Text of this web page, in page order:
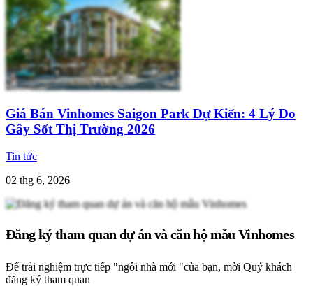
Giá Bán Vinhomes Saigon Park Dự Kiến: 4 Lý Do
Gây Sốt Thị Trường 2026
Tin tức
02 thg 6, 2026
Đăng ký tham quan dự án và căn hộ mẫu Vinhomes
Để trải nghiệm trực tiếp "ngôi nhà mới "của bạn, mời Quý khách
đăng ký tham quan